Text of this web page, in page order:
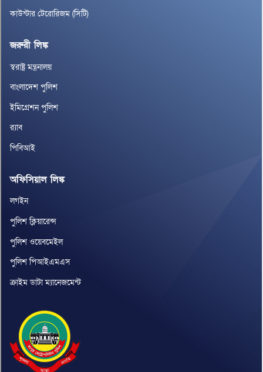
কাউন্টার টেরোরিজম (সিটি)
জরুরী লিঙ্ক
স্বরাষ্ট্র মন্ত্রনালয়
বাংলাদেশ পুলিশ
ইমিগ্রেশন পুলিশ
র‌্যাব
পিবিআই
অফিসিয়াল লিঙ্ক
লগইন
পুলিশ ক্লিয়ারেন্স
পুলিশ ওয়েবমেইল
পুলিশ পিআইএমএস
ক্রাইম ডাটা ম্যানেজমেন্ট